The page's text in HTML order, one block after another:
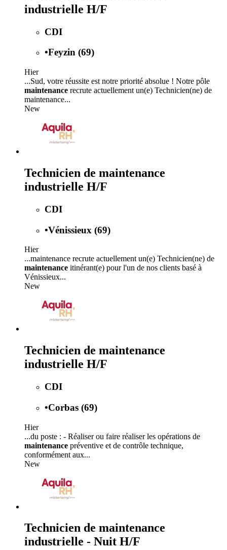
industrielle H/F
CDI
•Feyzin (69)
Hier
...Sud, votre réussite est notre priorité absolue ! Notre pôle
maintenance recrute actuellement un(e) Technicien(ne) de
maintenance...
New
Technicien de maintenance
industrielle H/F
CDI
•Vénissieux (69)
Hier
...maintenance recrute actuellement un(e) Technicien(ne) de
maintenance itinérant(e) pour l'un de nos clients basé à
Vénissieux...
New
Technicien de maintenance
industrielle H/F
CDI
•Corbas (69)
Hier
...du poste : - Réaliser ou faire réaliser les opérations de
maintenance préventive et de contrôle technique,
conformément aux...
New
Technicien de maintenance
industrielle - Nuit H/F